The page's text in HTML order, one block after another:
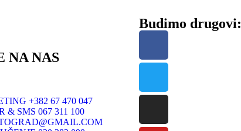
NA NAS
+382 67 470 047
& SMS 067 311 100
Budimo drugovi: